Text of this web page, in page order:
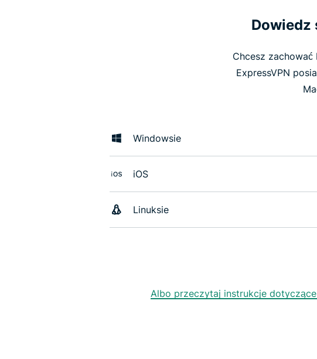
Dowiedz
Chcesz
ExpressVPN
Windowsie
iOS
Linuksie
Albo przeczytaj instrukcje